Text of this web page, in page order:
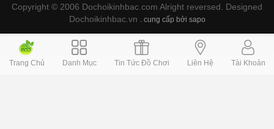
Copyright © 2006 Dochoikinhbac.com Alright reversed. Designed
Dochoikinhbac.vn . cung cấp bởi sapo
Trang Chủ Danh Mục Tin Tức Đồ Chơi Liên Hệ Tài Khoản